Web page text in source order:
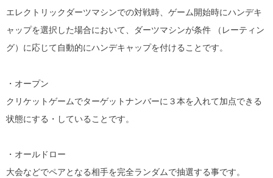
エレクトリックダーツマシンでの対戦時、ゲーム開始時にハンデキ
ャップを選択した場合において、ダーツマシンが条件 （レーティン
グ）に応じて自動的にハンデキャップを付けることです。
・オープン
クリケットゲームでターゲットナンバーに３本を入れて加点できる
状態にする・していることです。
・オールドロー
大会などでペアとなる相手を完全ランダムで抽選する事です。